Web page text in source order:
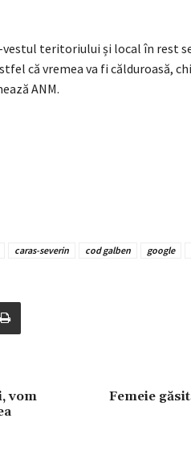
teritoriului și local în rest
că vremea va fi călduroasă,
ANM.
caras-severin cod galben google
vom
Femeie